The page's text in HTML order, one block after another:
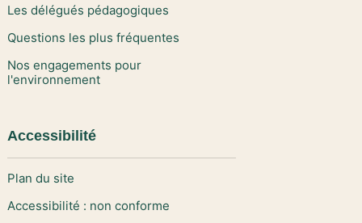
Les délégués pédagogiques
Questions les plus fréquentes
Nos engagements pour
l'environnement
Accessibilité
Plan du site
Accessibilité : non conforme